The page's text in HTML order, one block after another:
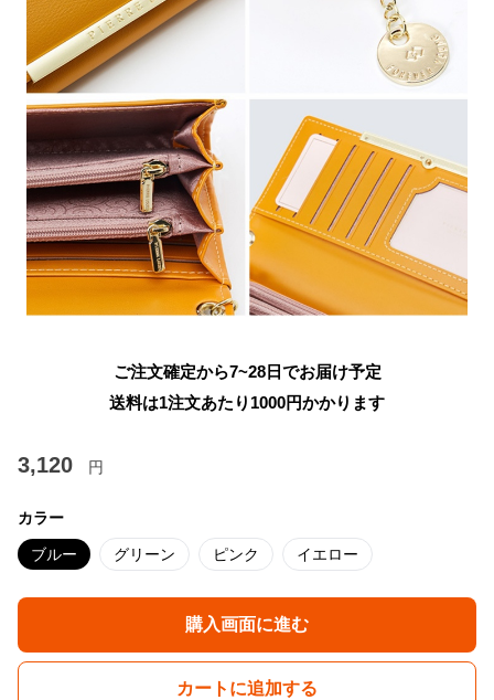
ご注文確定から7~28日でお届け予定
送料は1注文あたり 1000円かかります
3,120 円
カラー
ブルー グリーン ピンク イエロー
購入画面に進む
カートに追加する